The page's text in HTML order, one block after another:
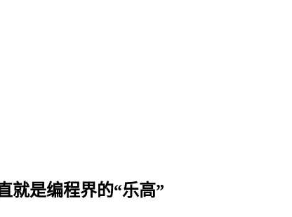
就是编程界的“乐高”